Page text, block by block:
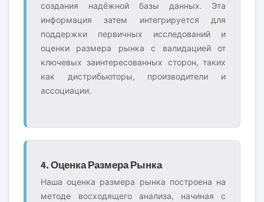
создания надёжной базы данных. Эта
информация затем интегрируется для
поддержки первичных исследований и
оценки размера рынка с валидацией от
ключевых заинтересованных сторон, таких
как дистрибьюторы, производители и
ассоциации.
4. Оценка Размера Рынка
Наша оценка размера рынка построена на
методе восходящего анализа, начиная с